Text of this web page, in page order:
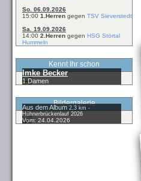
So. 06.09.2026
15:00 1.Herren gegen TSV Sieverstedt
Sa. 19.09.2026
14:00 2.Herren gegen HSG Störtal
Hummeln
Kennt Ihr schon
Imke Becker
1.Damen
Bildergalerie
Aus dem Album2,3 km -
Hühnerbrückenlauf 2026
Vom: 24.04.2026